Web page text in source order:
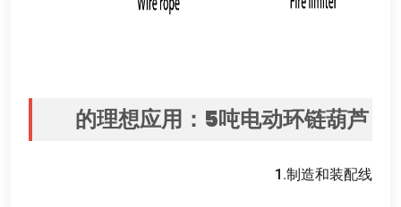
5吨电动环链葫芦
的理想应用 ：
1.制造和装配线